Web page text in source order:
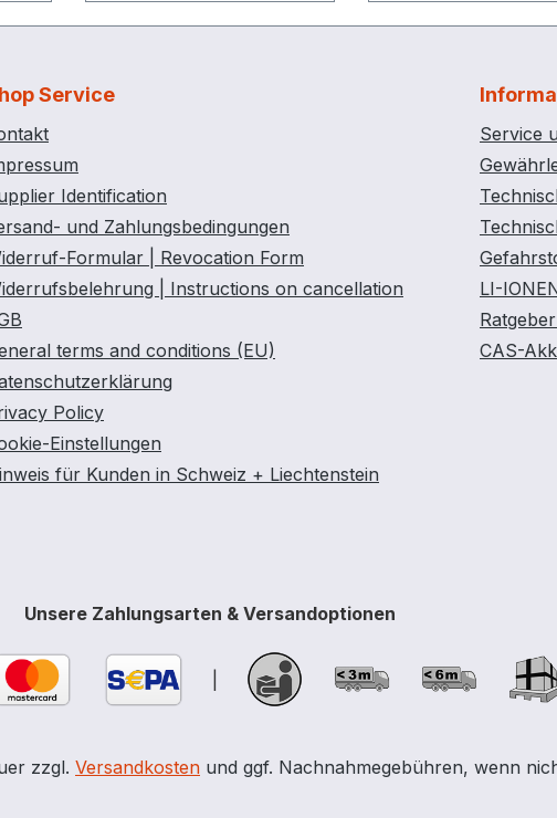
Service
Identification
und Zahlungsbedingungen
Formular | Revocation Form
| Instructions on cancellation
terms and conditions (EU)
Policy
Einstellungen
für Kunden in Schweiz + Liechtenstein
Service
LI-
CAS-
Unsere Zahlungsarten & Versandoptionen
zzgl. Versandkosten und ggf. Nachnahmegebühren, wenn